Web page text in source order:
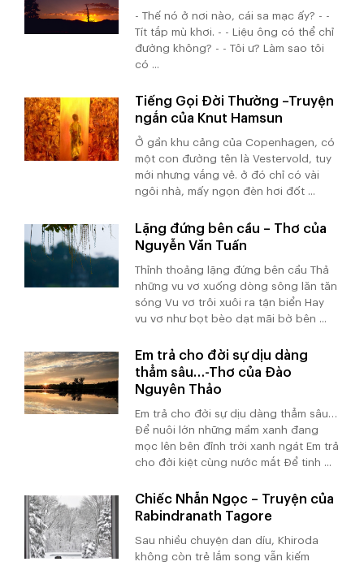
- Thế nó ở nơi nào, cái sa mạc ấy? - -
Tít tắp mù khơi. - - Liệu ông có thể chỉ
đường không? - - Tôi ư? Làm sao tôi
có ...
Tiếng Gọi Đời Thường –Truyện
ngắn của Knut Hamsun
Ở gần khu cảng của Copenhagen, có
một con đường tên là Vestervold, tuy
mới nhưng vắng vẻ. ở đó chỉ có vài
ngôi nhà, mấy ngọn đèn hơi đốt ...
Lặng đứng bên cầu – Thơ của
Nguyễn Văn Tuấn
Thỉnh thoảng lặng đứng bên cầu Thả
những vu vơ xuống dòng sông lăn tăn
sóng Vu vơ trôi xuôi ra tận biển Hay
vu vơ như bọt bèo dạt mãi bờ bên ...
Em trả cho đời sự dịu dàng
thẳm sâu…-Thơ của Đào
Nguyên Thảo
Em trả cho đời sự dịu dàng thẳm sâu…
Để nuôi lớn những mầm xanh đang
mọc lên bên đỉnh trời xanh ngát Em trả
cho đời kiệt cùng nước mắt Để tinh ...
Chiếc Nhẫn Ngọc – Truyện của
Rabindranath Tagore
Sau nhiều chuyện dan díu, Khiroda
không còn trẻ lắm song vẫn kiếm